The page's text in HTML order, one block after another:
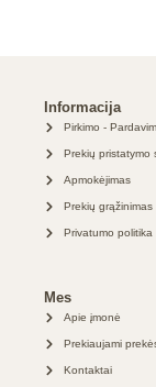
Informacija
Pirkimo -
Prekių pristatymo
Apmokėjimas
Prekių grąžinimas
Privatumo politika
Mes
Apie įmonė
Prekiaujami
Kontaktai